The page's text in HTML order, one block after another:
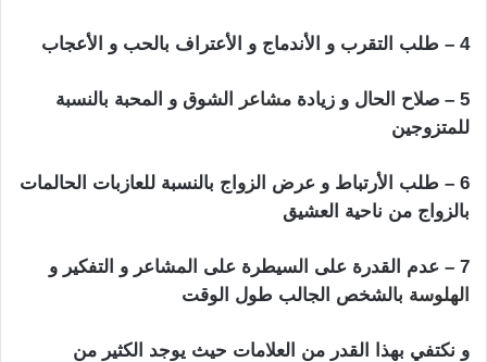
4 – طلب التقرب و الأندماج و الأعتراف بالحب و الأعجاب
5 – صلاح الحال و زيادة مشاعر
الشوق و المحبة بالنسبة
للمتزوجين
6 – طلب الأرتباط و عرض الزواج بالنسبة للعازبات الحالمات
بالزواج من ناحية العشيق
7 – عدم القدرة على السيطرة على المشاعر و التفكير و
الهلوسة بالشخص الجالب طول الوقت
و نكتفي بهذا القدر من العلامات حيث يوجد الكثير من